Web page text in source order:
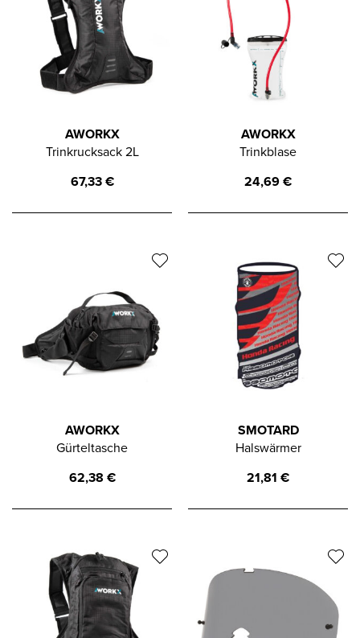
AWORKX
Trinkrucksack 2L
67,33€
AWORKX
Trinkblase
24,69€
AWORKX
Gürteltasche
62,38 €
SMOTARD
Halswärmer
21,81 €